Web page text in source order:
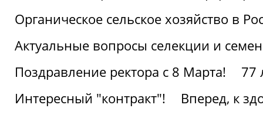
Органическое сельское хозяйство в
Актуальные вопросы селекции и
Поздравление ректора с 8 Марта!
77
Интересный "контракт"!
Вперед, к